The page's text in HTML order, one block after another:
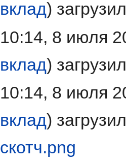
вклад)
10:14, 8 июля
вклад)
10:14, 8 июля
вклад)
скотч.png